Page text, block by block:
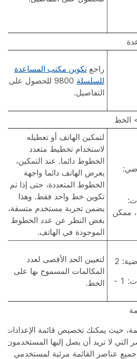
راجع تكوين مكتب المساعدة
للسلسلة
9800 للحصول على
التفاصيل.
الخط
ممكن
لتمكين الهاتف أو تعطيله
لاستخدام تخطيط متعدد
الخطوط دائما. عند التمكين،
يعرض الهاتف دائما واجهة
الخطوط المتعددة، حتى إذا تم
تكوين خط واحد فقط. وهذا
يضمن تجربة مستخدم متسقة،
بغض النظر عن عدد الخطوط
الموجودة في الهاتف.
2
الخيارات: 1 -
لتعيين الحد الأقصى لعدد
المكالمات المسموح بها على
الخط.
حيث يمكنك تخصيص قائمة الإعدادات
لا تريد أن يصل إليها المستخدمون.
عناصر القائمة مرئية لمستخدمي